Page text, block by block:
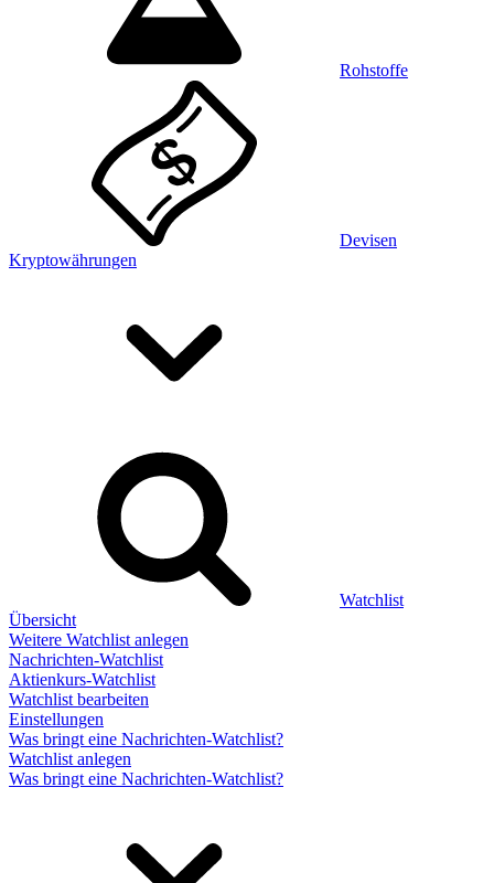
Rohstoffe
Devisen
Kryptowährungen
Watchlist
Übersicht
Weitere Watchlist anlegen
Nachrichten-Watchlist
Aktienkurs-Watchlist
Watchlist bearbeiten
Einstellungen
Was bringt eine Nachrichten-Watchlist?
Watchlist anlegen
Was bringt eine Nachrichten-Watchlist?